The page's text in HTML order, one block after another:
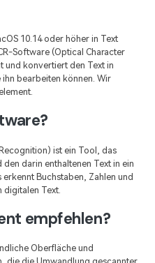
10.14 oder höher in Text
Software (Optical Character
und konvertiert den Text in
bearbeiten können. Wir
ist ein Tool, das
darin enthaltenen Text in ein
Buchstaben, Zahlen und
digitalen Text.
empfehlen?
Oberfläche und